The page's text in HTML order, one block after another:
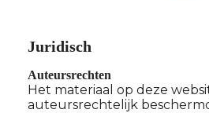
Juridisch
Auteursrechten
Het materiaal op deze
auteursrechtelijk